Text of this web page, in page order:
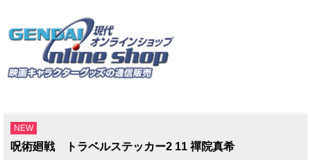
NEW
呪術廻戦 トラベルステッカー2 11 禪院真希